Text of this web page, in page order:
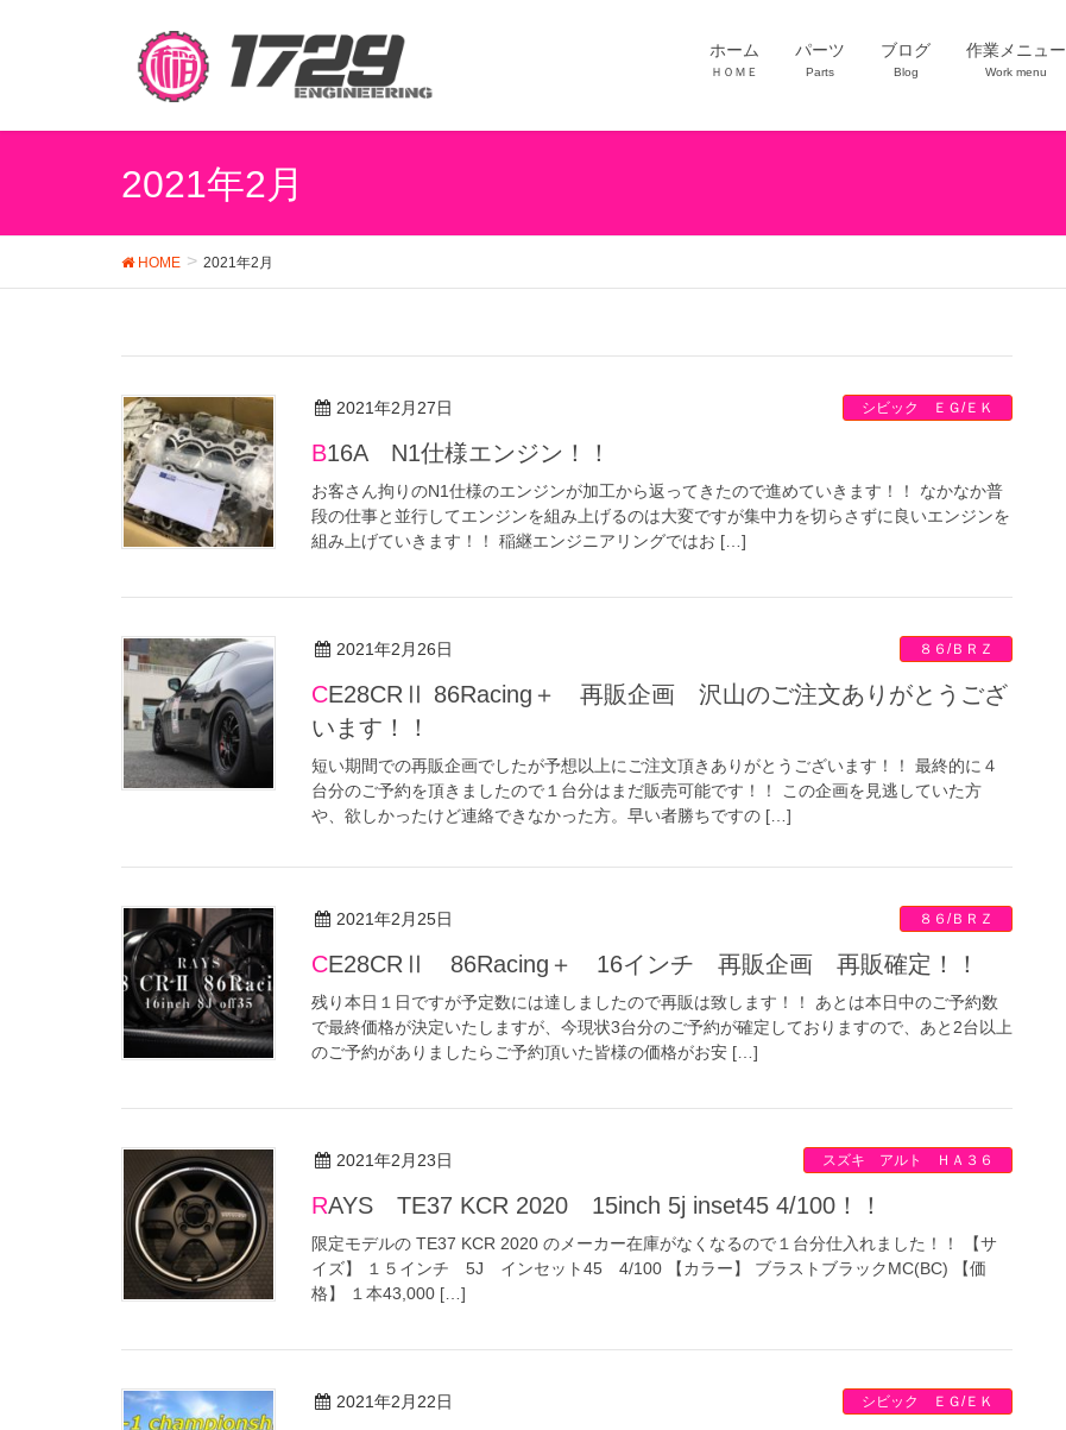
ホーム
ＨＯＭＥ
パーツ
Parts
ブログ
Blog
作業メニュー
Work menu
2021年2月
HOME 2021年2月
2021年2月27日 シビック ＥＧ/ＥＫ
B16A N1仕様エンジン！！
お客さん拘りのN1仕様のエンジンが加工から返ってきたので進めていきます！！ なかなか普
段の仕事と並行してエンジンを組み上げるのは大変ですが集中力を切らさずに良いエンジンを
組み上げていきます！！ 稲継エンジニアリングではお […]
2021年2月26日 ８６/ＢＲＺ
CE28CRⅡ 86Racing＋ 再販企画 沢山のご注文ありがとうござ
います！！
短い期間での再販企画でしたが予想以上にご注文頂きありがとうございます！！ 最終的に４
台分のご予約を頂きましたので１台分はまだ販売可能です！！ この企画を見逃していた方
や、欲しかったけど連絡できなかった方。早い者勝ちですの […]
2021年2月25日 ８６/ＢＲＺ
CE28CRⅡ 86Racing＋ 16インチ 再販企画 再販確定！！
残り本日１日ですが予定数には達しましたので再販は致します！！ あとは本日中のご予約数
で最終価格が決定いたしますが、今現状3台分のご予約が確定しておりますので、あと2台以上
のご予約がありましたらご予約頂いた皆様の価格がお安 […]
2021年2月23日 スズキ アルト ＨＡ３６
RAYS TE37 KCR 2020 15inch 5j inset45 4/100！！
限定モデルの TE37 KCR 2020 のメーカー在庫がなくなるので１台分仕入れました！！ 【サ
イズ】 １５インチ 5J インセット45 4/100 【カラー】 ブラストブラックMC(BC) 【価
格】 １本43,000 […]
2021年2月22日 シビック ＥＧ/ＥＫ